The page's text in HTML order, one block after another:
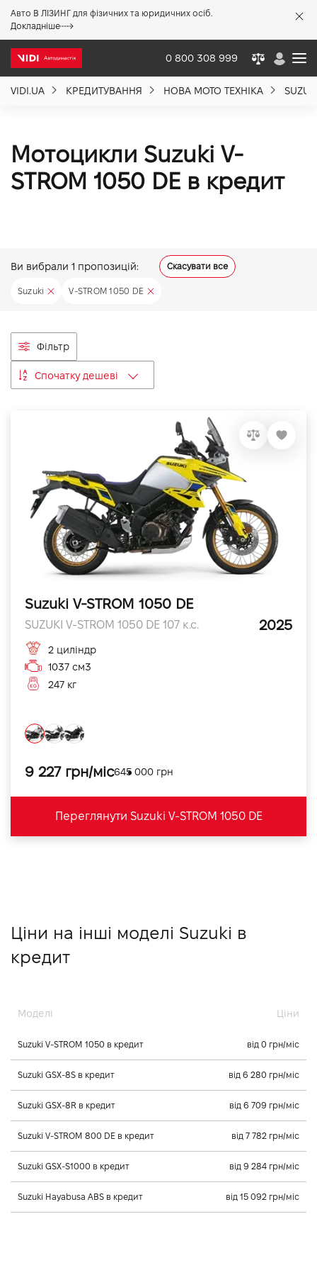
Авто В ЛІЗИНГ для фізичних та юридичних осіб.
Докладніше
0 800 308 999
VIDI.UA КРЕДИТУВАННЯ НОВА МОТО ТЕХНІКА
Мотоцикли Suzuki V-
STROM 1050 DE в кредит
Ви вибрали 1 пропозицій: Скасувати все
Suzuki V-STROM 1050 DE
Фільтр
Спочатку дешеві
Suzuki V-STROM 1050 DE
SUZUKI V-STROM 1050 DE 107 к.с. 2025
2 циліндр
1037 см3
247 кг
9 227 грн/міс645 000 грн
Переглянути Suzuki V-STROM 1050 DE
Ціни на інші моделі Suzuki в
кредит
Моделі Ціни
Suzuki V-STROM 1050 в кредит від 0 грн/міс
Suzuki GSX-8S в кредит від 6 280 грн/міс
Suzuki GSX-8R в кредит від 6 709 грн/міс
Suzuki V-STROM 800 DE в кредит від 7 782 грн/міс
Suzuki GSX-S1000 в кредит від 9 284 грн/міс
Suzuki Hayabusa ABS в кредит від 15 092 грн/міс
Акції %
Новини
Вакансії
VIDI Кар'єра
Контакти
Підпишись на наш канал та слідкуй за
акціями, послугами та новинками